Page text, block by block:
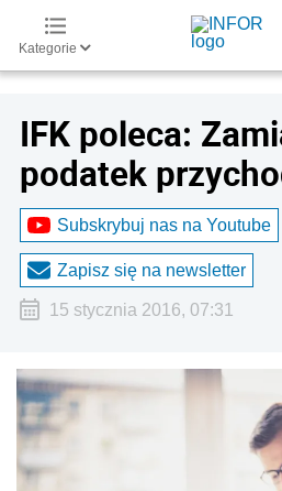
Kategorie
IFK poleca:
podatek
Subskrybuj nas na Youtube
Zapisz się na newsletter
15 stycznia 2016, 07:31